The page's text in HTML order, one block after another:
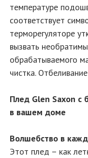
температуре
соответствует
терморегуляторе
вызвать
обрабатываемого
чистка.
Плед Glen Saxon с
в вашем доме
Волшебство в
Этот плед – как